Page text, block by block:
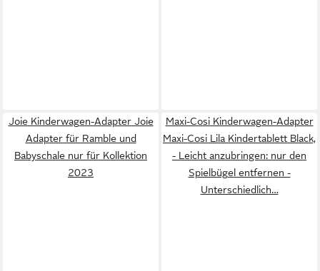
Joie Kinderwagen-Adapter Joie
Adapter für Ramble und
Babyschale nur für Kollektion
2023
Maxi-Cosi Kinderwagen-Adapter
Maxi-Cosi Lila Kindertablett Black,
- Leicht anzubringen: nur den
Spielbügel entfernen -
Unterschiedlich…